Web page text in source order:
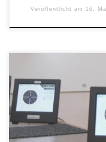
Veröffentlicht am 16.
Die ersten drei
ersten gegen Klein-
zweiten in Langstadt